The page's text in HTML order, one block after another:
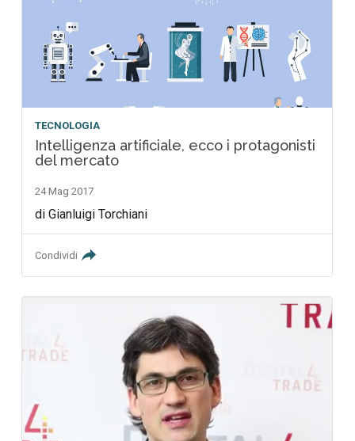
TECNOLOGIA
Intelligenza artificiale, ecco i protagonisti
del mercato
24 Mag 2017
di Gianluigi Torchiani
Condividi